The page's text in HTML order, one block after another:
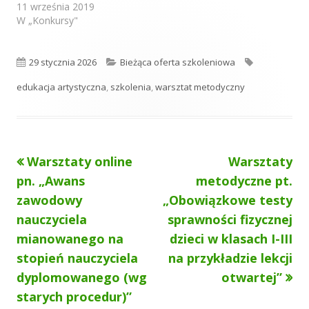
k
e
e
zaprasza przedszkola z
województwa
projekt „W królestwie
szczegółów w
biologii
11 września 2019
W „Konkursy"
O
p
l
i
o
w
a
29 stycznia 2026
K
a
g
i
e
Bieżąca oferta szkoleniowa
edukacja artystyczna, szkolenia,warsztat metodyczny
Nawigacja
wpisu
Poprzedni
artykół
Warsztaty online
pn. „Awans
zawodowy
nauczyciela
mianowanego na
stopień nauczyciela
dyplomowanego (wg
starych procedur)”
Następny
artykół:
Warsztaty
metodyczne pt.
„Obowiązkowe testy
sprawności fizycznej
dzieci w klasach I-III
na przykładzie lekcji
otwartej”